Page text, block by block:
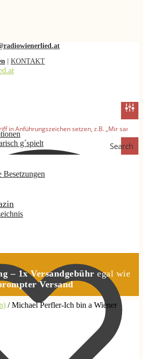
KONTAKT
Search
g´spielt
Besetzungen
– 1x Versandgebühr egal wie
Versand
/Michael Perfler-Ich bin a Wiener